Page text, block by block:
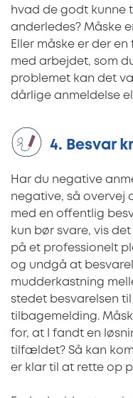
hvad de godt kunne
anderledes? Måske
Eller måske er der
med arbejdet, som
problemet kan det
dårlige anmeldelse
4. Besvar
Har du negative
negative, så overvej
med en offentlig
kun bør svare, vis
på et professionelt
og undgå at
mudderkastning
stedet besvarelsen
tilbagemelding.
for, at I fandt en
tilfældet? Så kan
er klar til at rette op